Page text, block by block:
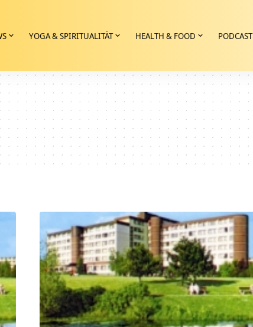
YOGA & SPIRITUALITÄT HEALTH & FOOD PODCAST